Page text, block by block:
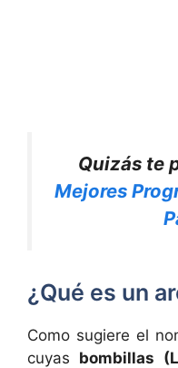
Quizás te
Mejores
¿Qué es un
Como sugiere el
cuyas bombillas